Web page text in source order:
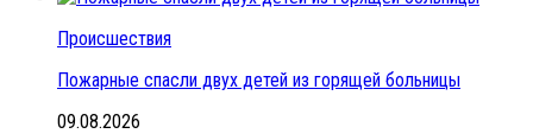
Происшествия
Пожарные спасли двух детей из горящей больницы
09.08.2026